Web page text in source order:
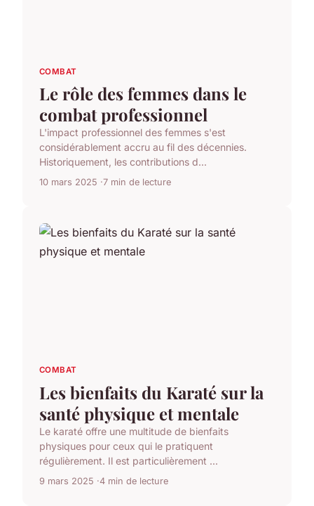
COMBAT
Le rôle des femmes dans le
combat professionnel
L'impact professionnel des femmes s'est
considérablement accru au fil des décennies.
Historiquement, les contributions d...
10 mars 2025 7 min de lecture
COMBAT
Les bienfaits du Karaté sur la
santé physique et mentale
Le karaté offre une multitude de bienfaits
physiques pour ceux qui le pratiquent
régulièrement. Il est particulièrement ...
9 mars 2025 4 min de lecture